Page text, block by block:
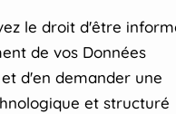
le droit d'être
de vos Données
d'en demander une
et structuré